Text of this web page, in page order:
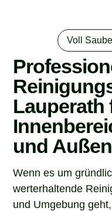
Voll
Lauperath
und
Wenn es um
werterhaltende
und Umgebung